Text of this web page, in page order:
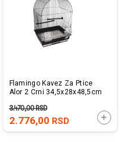
U KORPU
Flamingo Kavez Za Ptice
Alor 2 Crni 34,5x28x48,5cm
2.776,00 RSD
3.470,00RSD